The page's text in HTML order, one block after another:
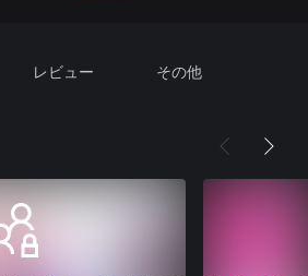
レビュー その他